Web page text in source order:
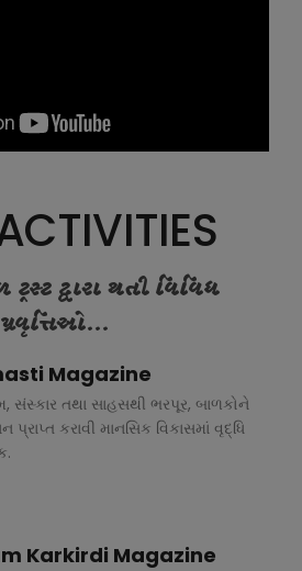
ટ્રસ્ટ દ્વારા થતી વિવિધ
પ્રવૃત્તિઓ...
Magazine
સંસ્કાર તથા સાહસથી ભરપૂર, બાળકોને
પ્રાપ્ત કરાવી માનસિક વિકાસમાં વૃદ્ધિ
Karkirdi Magazine